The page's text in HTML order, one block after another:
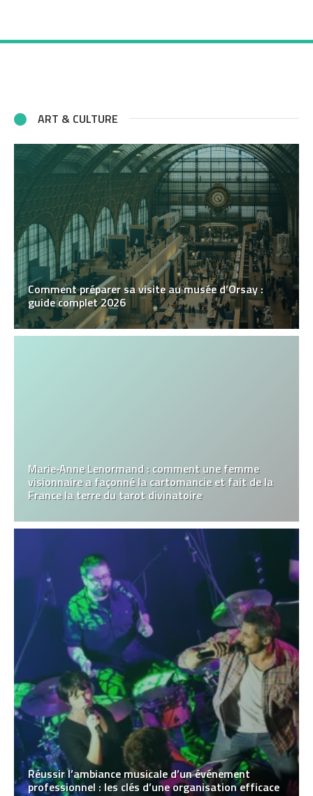
ART & CULTURE
Comment préparer sa visite au musée d’Orsay :
guide complet 2026
Marie‑Anne Lenormand : comment une femme
visionnaire a façonné la cartomancie et fait de la
France la terre du tarot divinatoire
Réussir l’ambiance musicale d’un événement
professionnel : les clés d’une organisation efficace